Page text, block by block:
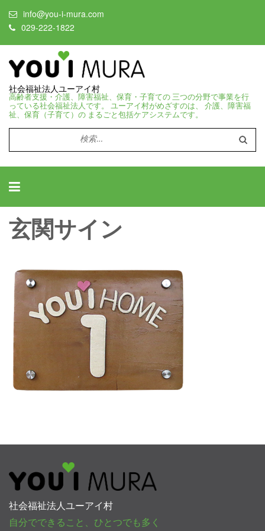
info@you-i-mura.com
029-222-1822
社会福祉法人ユーアイ村
高齢者支援・介護、障害福祉、保育・子育ての 三つの分野で事業を行
っている社会福祉法人です。 ユーアイ村がめざすのは、 介護、障害福
祉、保育（子育て）の まるごと包括ケアシステムです。
検
索:
玄関サイン
社会福祉法人ユーアイ村
自分でできること、ひとつでも多く